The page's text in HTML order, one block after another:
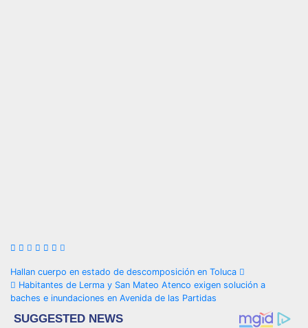
Navegación
de
Hallan cuerpo en estado de descomposición en Toluca
Habitantes de Lerma y San Mateo Atenco exigen solución a
baches e inundaciones en Avenida de las Partidas